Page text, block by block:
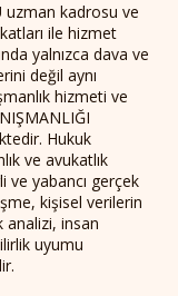
uzman kadrosu ve
ile hizmet
yalnızca dava ve
değil aynı
hizmeti ve
Hukuk
ve avukatlık
ve yabancı gerçek
kişisel verilerin
analizi, insan
uyumu